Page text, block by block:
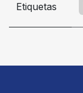
Etiquetas